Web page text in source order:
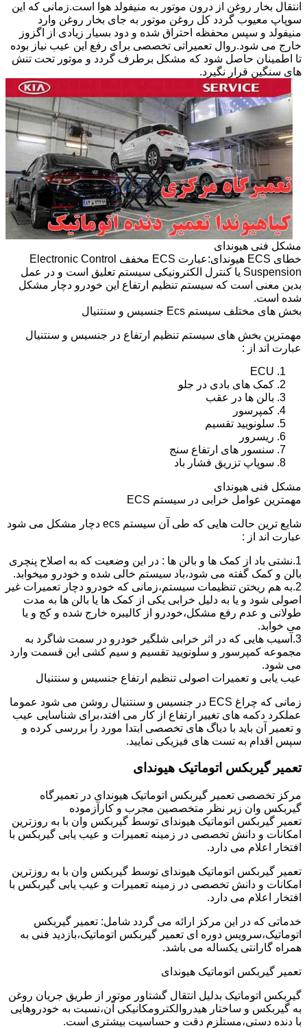
انتقال بخار روغن از درون موتور به منیفولد هوا است.زمانی که این
سوپاپ معیوب گردد کل روغن موتور به جای بخار روغن وارد
منیفولد و سپس محفظه احتراق شده و دود بسیار زیادی از اگزوز
خارج می شود.روال تعمیراتی تخصصی برای رفع این عیب نیاز بوده
تا اطمینان حاصل شود که مشکل برطرف گردد و موتور تحت تنش
های سنگین قرار نگیرد.
مشکل فنی هیوندای
خطای ECS هیوندای:عبارت ECS مخفف Electronic Control
Suspension یا کنترل الکترونیکی سیستم تعلیق است و در عمل
بدین معنی است که سیستم تنظیم ارتفاع این خودرو دچار مشکل
شده است.
بخش های مختلف سیستم Ecs جنسیس و سنتنیال
مهمترین بخش های سیستم تنظیم ارتفاع در جنسیس و سنتنیال
عبارت اند از :
ECU
کمک های بادی در جلو
بالن ها در عقب
کمپرسور
سلونویید تقسیم
ریسرور
سنسور های ارتفاع سنج
سوپاپ تزریق فشار باد
مشکل فنی هیوندای
مهمترین عوامل خرابی در سیستم ECS
شایع ترین حالت هایی که طی آن سیستم ecs دچار مشکل می شود
عبارت اند از :
1.نشتی باد از کمک ها و بالن ها : در این وضعیت که به اصلاح پنچری
بالن و کمک گفته می شود،باد سیستم خالی شده و خودرو میخوابد.
2.به هم ریختن تنظیمات سیستم،زمانی که خودرو دچار تعمیرات غیر
اصولی شود و یا به دلیل خرابی یکی از کمک ها یا بالن ها به مدت
طولانی و عدم رفع مشکل،خودرو از کالیبره خارج شده و کج و یا
می خوابد.
3.آسیب هایی که در اثر خرابی شلگیر خودرو در سمت شاگرد به
مجموعه کمپرسور و سلونویید تقسیم و سیم کشی این قسمت وارد
می شود.
عیب یابی و تعمیرات اصولی تنظیم ارتفاع جنسیس و سنتنیال
زمانی که چراغ ECS در جنسیس و سنتنیال روشن می شود عموما
عملکرد دکمه های تغییر ارتفاع از کار می افتد،برای شناسایی عیب
و تعمیر آن باید با دیاگ های تخصصی ابتدا مورد را بررسی کرده و
سپس اقدام به تست های فیزیکی نمایید.
تعمیر گیربکس اتوماتیک هیوندای
مرکز تخصصی تعمیر گیربکس اتوماتیک هیوندای در تعمیرگاه
گیربکس وان زیر نظر متخصصین مجرب و کارآزموده
تعمیر گیربکس اتوماتیک هیوندای توسط گیربکس وان با به روزترین
امکانات و دانش تخصصی در زمینه تعمیرات و عیب یابی گیربکس با
افتخار اعلام می دارد.
تعمیر گیربکس اتوماتیک هیوندای توسط گیربکس وان با به روزترین
امکانات و دانش تخصصی در زمینه تعمیرات و عیب یابی گیربکس با
افتخار اعلام می دارد.
خدماتی که در این مرکز ارائه می گردد شامل: تعمیر گیربکس
اتوماتیک،سرویس دوره ای تعمیر گیربکس اتوماتیک،بازدید فنی به
همراه گارانتی یکساله می باشد.
تعمیر گیربکس اتوماتیک هیوندای
گیربکس اتوماتیک بدلیل انتقال گشتاور موتور از طریق جریان روغن
به گیربکس و ساختار هیدروالکترومکانیکی آن،نسبت به خودروهایی
با دنده دستی،مستلزم دقت و حساسیت بیشتری است.